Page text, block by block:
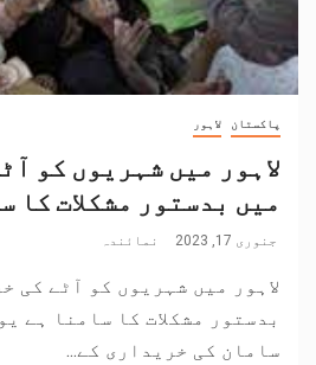
پاکستان لاہور
لاہور میں شہریوں کو
میں بدستور مشکلات کا
جنوری 17, 2023 نمائندہ
لاہور میں شہریوں کو آٹے کی
بدستور مشکلات کا سامنا ہے
سامان کی خریداری کے...